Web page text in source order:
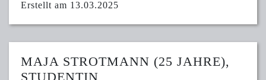
Erstellt am 13.03.2025
MAJA STROTMANN (25 JAHRE),
STUDENTIN